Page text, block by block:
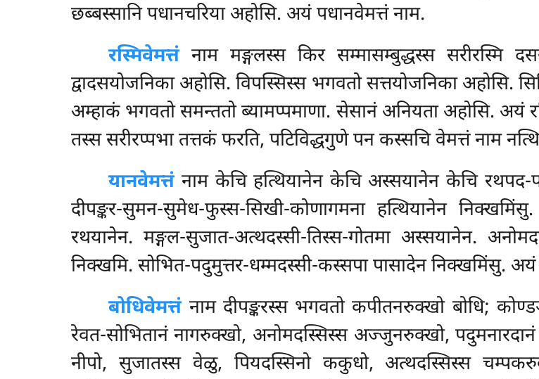
छब्बस्सानि पधानचरिया अहोसि. अयं पधानवेमत्तं नाम.
रस्मिवेमत्तं नाम मङ्गलस्स किर सम्मासम्बुद्धस्स सरीरस्मि
द्वादसयोजनिका अहोसि. विपस्सिस्स भगवतो सत्तयोजनिका
अम्हाकं भगवतो समन्ततो ब्यामप्पमाणा. सेसानं अनियता अहोसि. अयं
तस्स सरीरप्पभा तत्तकं फरति, पटिविद्धगुणे पन कस्सचि वेमत्तं नाम
यानवेमत्तं नाम केचि हत्थियानेन केचि अस्सयानेन केचि रथपद-
दीपङ्कर-सुमन-सुमेध-फुस्स-सिखी-कोणागमना हत्थियानेन
रथयानेन. मङ्गल-सुजात-अत्थदस्सी-तिस्स-गोतमा अस्सयानेन.
निक्खमि. सोभित-पदुमुत्तर-धम्मदस्सी-कस्सपा पासादेन निक्खमिंसु. अयं
बोधिवेमत्तं नाम दीपङ्करस्स भगवतो कपीतनरुक्खो बोधि;
रेवत-सोभितानं नागरुक्खो, अनोमदस्सिस्स अज्जुनरुक्खो,
नीपो, सुजातस्स वेळु, पियदस्सिनो ककुधो, अत्थदस्सिस्स